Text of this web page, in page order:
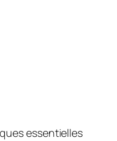
essentielles